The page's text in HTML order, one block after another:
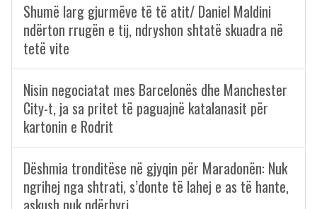
Shumë larg gjurmëve të të atit/ Daniel Maldini
ndërton rrugën e tij, ndryshon shtatë skuadra në
tetë vite
Nisin negociatat mes Barcelonës dhe Manchester
City-t, ja sa pritet të paguajnë katalanasit për
kartonin e Rodrit
Dëshmia tronditëse në gjyqin për Maradonën: Nuk
ngrihej nga shtrati, s’donte të lahej e as të hante,